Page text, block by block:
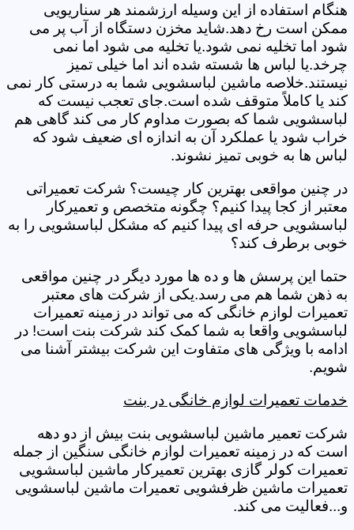
هنگام استفاده از این وسیله ارزشمند هر سناریویی
ممکن است رخ دهد.شاید مخزن دستگاه از آب پر می
شود اما تخلیه نمی شود.یا تخلیه می شود اما نمی
چرخد.یا لباس ها شسته شده اند اما خیلی تمیز
نیستند.خلاصه ماشین لباسشویی شما به درستی کار نمی
کند یا کاملاً متوقف شده است.جای تعجب نیست که
لباسشویی شما که بصورت مداوم کار می کند گاهی هم
خراب شود یا عملکرد آن به اندازه ای ضعیف شود که
لباس ها به خوبی تمیز نشوند.
در چنین مواقعی بهترین کار چیست؟ شرکت تعمیراتی
معتبر از کجا پیدا کنیم؟ چگونه متخصص و تعمیرکار
لباسشویی حرفه ای پیدا کنیم که مشکل لباسشویی را به
خوبی برطرف کند؟
حتما این پرسش ها و ده ها مورد دیگر در چنین مواقعی
به ذهن شما هم می رسد.یکی از شرکت های معتبر
تعمیرات لوازم خانگی که می تواند در زمینه تعمیرات
لباسشویی واقعا به شما کمک کند شرکت بنت است! در
ادامه با ویژگی های متفاوت این شرکت بیشتر آشنا می
شویم.
خدمات تعمیرات لوازم خانگی در بنت
شرکت تعمیر ماشین لباسشویی بنت بیش از دو دهه
است که در زمینه تعمیرات لوازم خانگی سنگین از جمله
تعمیرات کولر گازی بهترین تعمیرکار ماشین لباسشویی
تعمیرات ماشین ظرفشویی تعمیرات ماشین لباسشویی
و...فعالیت می کند.